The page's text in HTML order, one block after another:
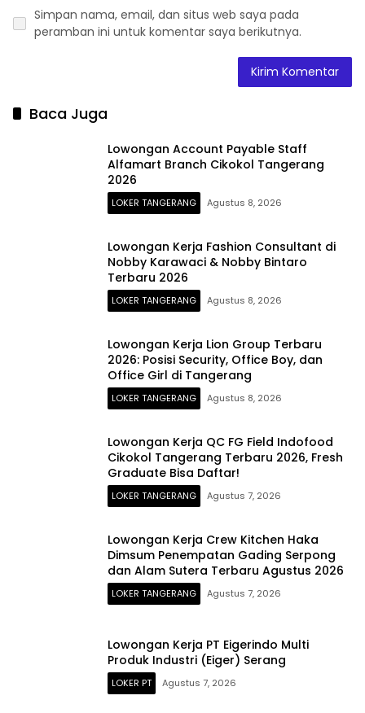
Simpan nama, email, dan situs web saya pada
peramban ini untuk komentar saya berikutnya.
Baca Juga
Lowongan Account Payable Staff
Alfamart Branch Cikokol Tangerang
2026
LOKER TANGERANG Agustus 8, 2026
Lowongan Kerja Fashion Consultant di
Nobby Karawaci & Nobby Bintaro
Terbaru 2026
LOKER TANGERANG Agustus 8, 2026
Lowongan Kerja Lion Group Terbaru
2026: Posisi Security, Office Boy, dan
Office Girl di Tangerang
LOKER TANGERANG Agustus 8, 2026
Lowongan Kerja QC FG Field Indofood
Cikokol Tangerang Terbaru 2026, Fresh
Graduate Bisa Daftar!
LOKER TANGERANG Agustus 7, 2026
Lowongan Kerja Crew Kitchen Haka
Dimsum Penempatan Gading Serpong
dan Alam Sutera Terbaru Agustus 2026
LOKER TANGERANG Agustus 7, 2026
Lowongan Kerja PT Eigerindo Multi
Produk Industri (Eiger) Serang
LOKER PT Agustus 7, 2026